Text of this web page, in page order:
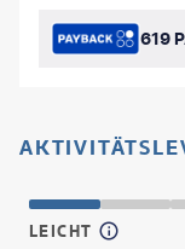
619
LEICHT